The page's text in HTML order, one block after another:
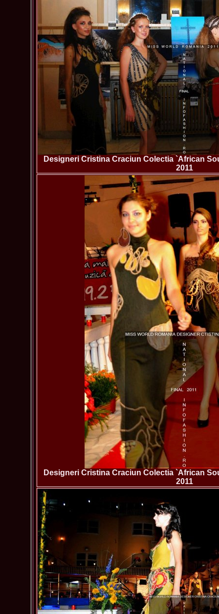
Designeri Cristina Craciun Colectia `African
2011
Designeri Cristina Craciun Colectia `African
2011